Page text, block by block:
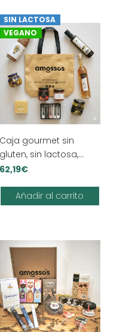
SIN LACTOSA
VEGANO
Caja gourmet sin
gluten, sin lactosa,
vegana
62,19€
Añadir al carrito